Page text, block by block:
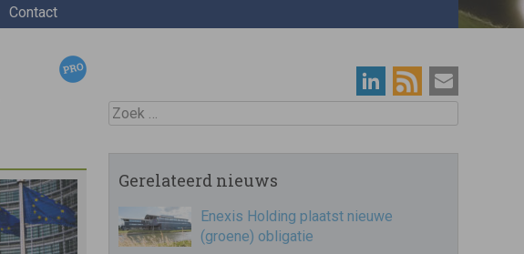
Contact
Zoek
Gerelateerd nieuws
Enexis Holding plaatst nieuwe
(groene) obligatie